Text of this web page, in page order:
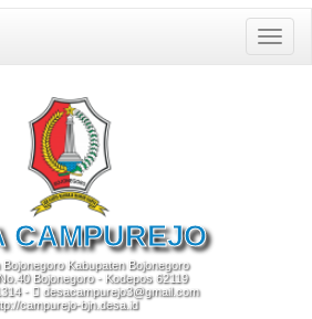
Toggle
CAMPUREJO
Bojonegoro Kabupaten Bojonegoro
Bojonegoro - Kodepos 62119
-
desacampurejo3@gmail.com
campurejo-bjn.desa.id